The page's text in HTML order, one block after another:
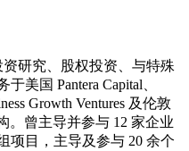
研究、股权投资、与特殊
美国 Pantera Capital、
Growth Ventures 及伦敦
。曾主导并参与 12 家企业
项目，主导及参与 20 余个